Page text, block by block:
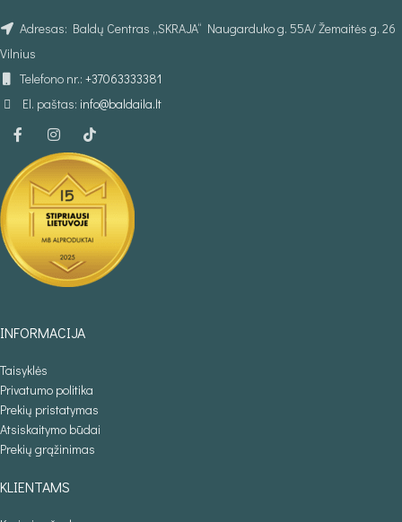
Adresas: Baldų Centras „SKRAJA“ Naugarduko g. 55A/ Žemaitės g. 26
Vilnius
Telefono nr.: +37063333381
El. paštas: info@baldaila.lt
INFORMACIJA
Taisyklės
Privatumo politika
Prekių pristatymas
Atsiskaitymo būdai
Prekių grąžinimas
KLIENTAMS